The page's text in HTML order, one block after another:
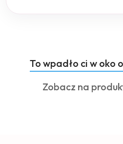
Pomiń karuzelę
Produkty
o
statusie:
To wpadło ci w oko
Produkty
Zobacz na